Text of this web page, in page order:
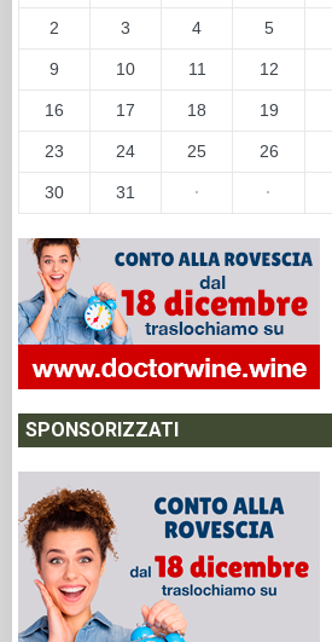
2 3 4 5
9 10 11 12
16 17 18 19
23 24 25 26
30 31 · ·
SPONSORIZZATI